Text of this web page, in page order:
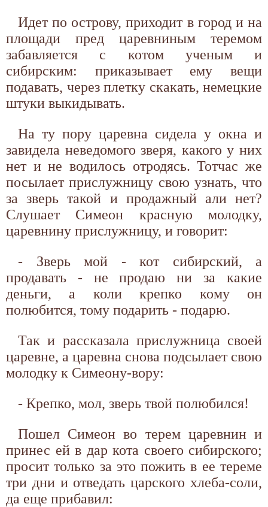
Идет по острову, приходит в город и на
площади пред царевниным теремом
забавляется с котом ученым и
сибирским: приказывает ему вещи
подавать, через плетку скакать, немецкие
штуки выкидывать.
На ту пору царевна сидела у окна и
завидела неведомого зверя, какого у них
нет и не водилось отродясь. Тотчас же
посылает прислужницу свою узнать, что
за зверь такой и продажный али нет?
Слушает Симеон красную молодку,
царевнину прислужницу, и говорит:
- Зверь мой - кот сибирский, а
продавать - не продаю ни за какие
деньги, а коли крепко кому он
полюбится, тому подарить - подарю.
Так и рассказала прислужница своей
царевне, а царевна снова подсылает свою
молодку к Симеону-вору:
- Крепко, мол, зверь твой полюбился!
Пошел Симеон во терем царевнин и
принес ей в дар кота своего сибирского;
просит только за это пожить в ее тереме
три дни и отведать царского хлеба-соли,
да еще прибавил: